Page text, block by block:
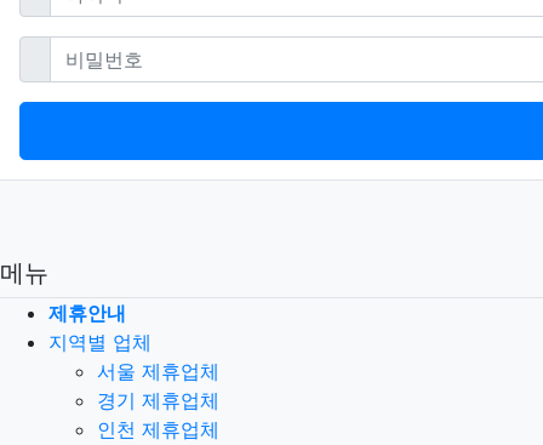
비밀번호필수
메뉴
제휴안내
지역별 업체
서울 제휴업체
경기 제휴업체
인천 제휴업체